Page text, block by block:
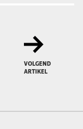
VOLGEND
ARTIKEL